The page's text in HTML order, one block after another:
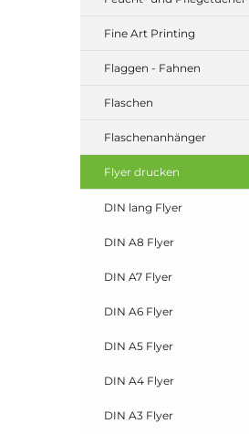
Fine Art Printing
Flaggen - Fahnen
Flaschen
Flaschenanhänger
Flyer drucken
DIN lang Flyer
DIN A8 Flyer
DIN A7 Flyer
DIN A6 Flyer
DIN A5 Flyer
DIN A4 Flyer
DIN A3 Flyer